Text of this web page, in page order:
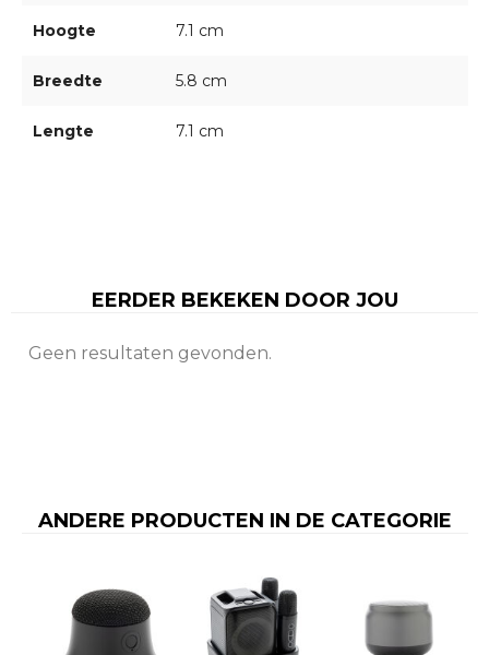
Hoogte 7.1 cm
Breedte 5.8 cm
Lengte 7.1 cm
EERDER BEKEKEN DOOR JOU
Geen resultaten gevonden.
ANDERE PRODUCTEN IN DE CATEGORIE